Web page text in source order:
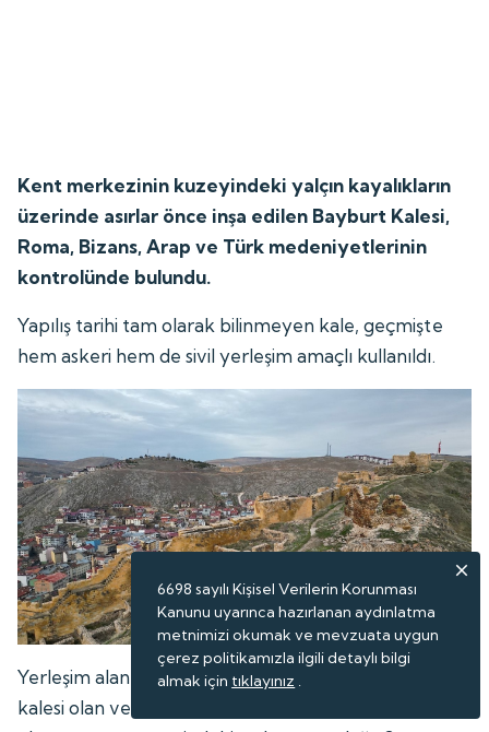
Kent merkezinin kuzeyindeki yalçın kayalıkların
üzerinde asırlar önce inşa edilen Bayburt Kalesi,
Roma, Bizans, Arap ve Türk medeniyetlerinin
kontrolünde bulundu.
Yapılış tarihi tam olarak bilinmeyen kale, geçmişte
hem askeri hem de sivil yerleşim amaçlı kullanıldı.
Yerleşim alanı açısından Türkiye'nin en büyük üçüncü
kalesi olan ve 150 bin metrekare alan üzerinde kurulu
6698 sayılı Kişisel Verilerin Korunması
Kanunu uyarınca hazırlanan aydınlatma
metnimizi okumak ve mevzuata uygun
çerez politikamızla ilgili detaylı bilgi
almak için tıklayınız .